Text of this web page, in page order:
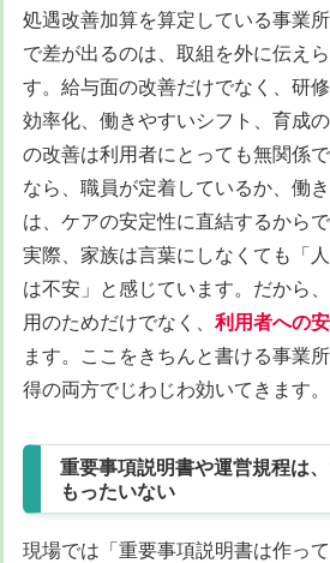
処遇改善加算を算定している事業
で差が出るのは、取組を外に伝え
す。給与面の改善だけでなく、研
効率化、働きやすいシフト、育成
の改善は利用者にとっても無関係
なら、職員が定着しているか、働
は、ケアの安定性に直結するからで
実際、家族は言葉にしなくても「
は不安」と感じています。だから
用のためだけでなく、 利用者への
ます。ここをきちんと書ける事業
得の両方でじわじわ効いてきます。
重要事項説明書や運営規程は
もったいない
現場では「重要事項説明書は作っ